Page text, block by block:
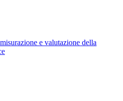
e valutazione della